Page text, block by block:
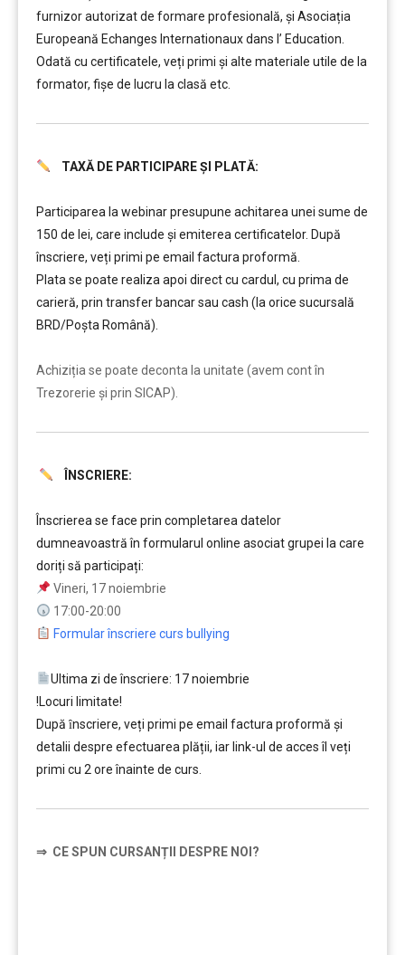
furnizor autorizat de formare profesională, și Asociația
Europeană Echanges Internationaux dans l’ Education.
Odată cu certificatele, veți primi și alte materiale utile de la
formator, fișe de lucru la clasă etc.
TAXĂ DE PARTICIPARE ȘI PLATĂ:
Participarea la webinar presupune achitarea unei sume de
150 de lei, care include şi emiterea certificatelor. După
înscriere, veți primi pe email factura proformă.
Plata se poate realiza apoi direct cu cardul, cu prima de
carieră, prin transfer bancar sau cash (la orice sucursală
BRD/Poșta Română).
Achiziția se poate deconta la unitate (avem cont în
Trezorerie și prin SICAP).
ÎNSCRIERE:
Înscrierea se face prin completarea datelor
dumneavoastră în formularul online asociat grupei la care
doriți să participați:
Vineri, 17 noiembrie
17:00-20:00
Formular înscriere curs bullying
Ultima zi de înscriere: 17 noiembrie
!Locuri limitate!
După ȋnscriere, veți primi pe email factura proformă și
detalii despre efectuarea plății, iar link-ul de acces îl veți
primi cu 2 ore înainte de curs.
⇒ CE SPUN CURSANȚII DESPRE NOI?